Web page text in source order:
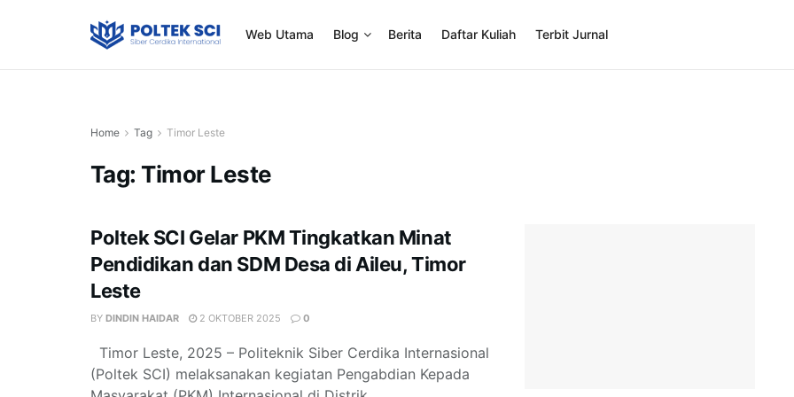
Web Utama Blog Berita Daftar Kuliah Terbit Jurnal
Home Tag Timor Leste
Tag: Timor Leste
Poltek SCI Gelar PKM Tingkatkan Minat
Pendidikan dan SDM Desa di Aileu, Timor
Leste
BY DINDIN HAIDAR 2 OKTOBER 2025 0
Timor Leste, 2025 – Politeknik Siber Cerdika Internasional
(Poltek SCI) melaksanakan kegiatan Pengabdian Kepada